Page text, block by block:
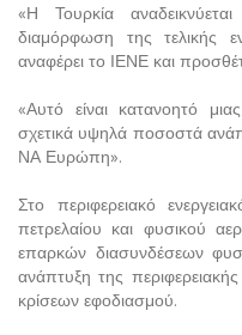
«Η Τουρκία
διαμόρφωση της τελικής
αναφέρει το ΙΕΝΕ και
«Αυτό είναι κατανοητό
σχετικά υψηλά ποσοστά
ΝΑ Ευρώπη».
Στο περιφερειακό
πετρελαίου και φυσικού
επαρκών διασυνδέσεων
ανάπτυξη της
κρίσεων εφοδιασμού.